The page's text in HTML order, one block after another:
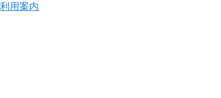
利用案内